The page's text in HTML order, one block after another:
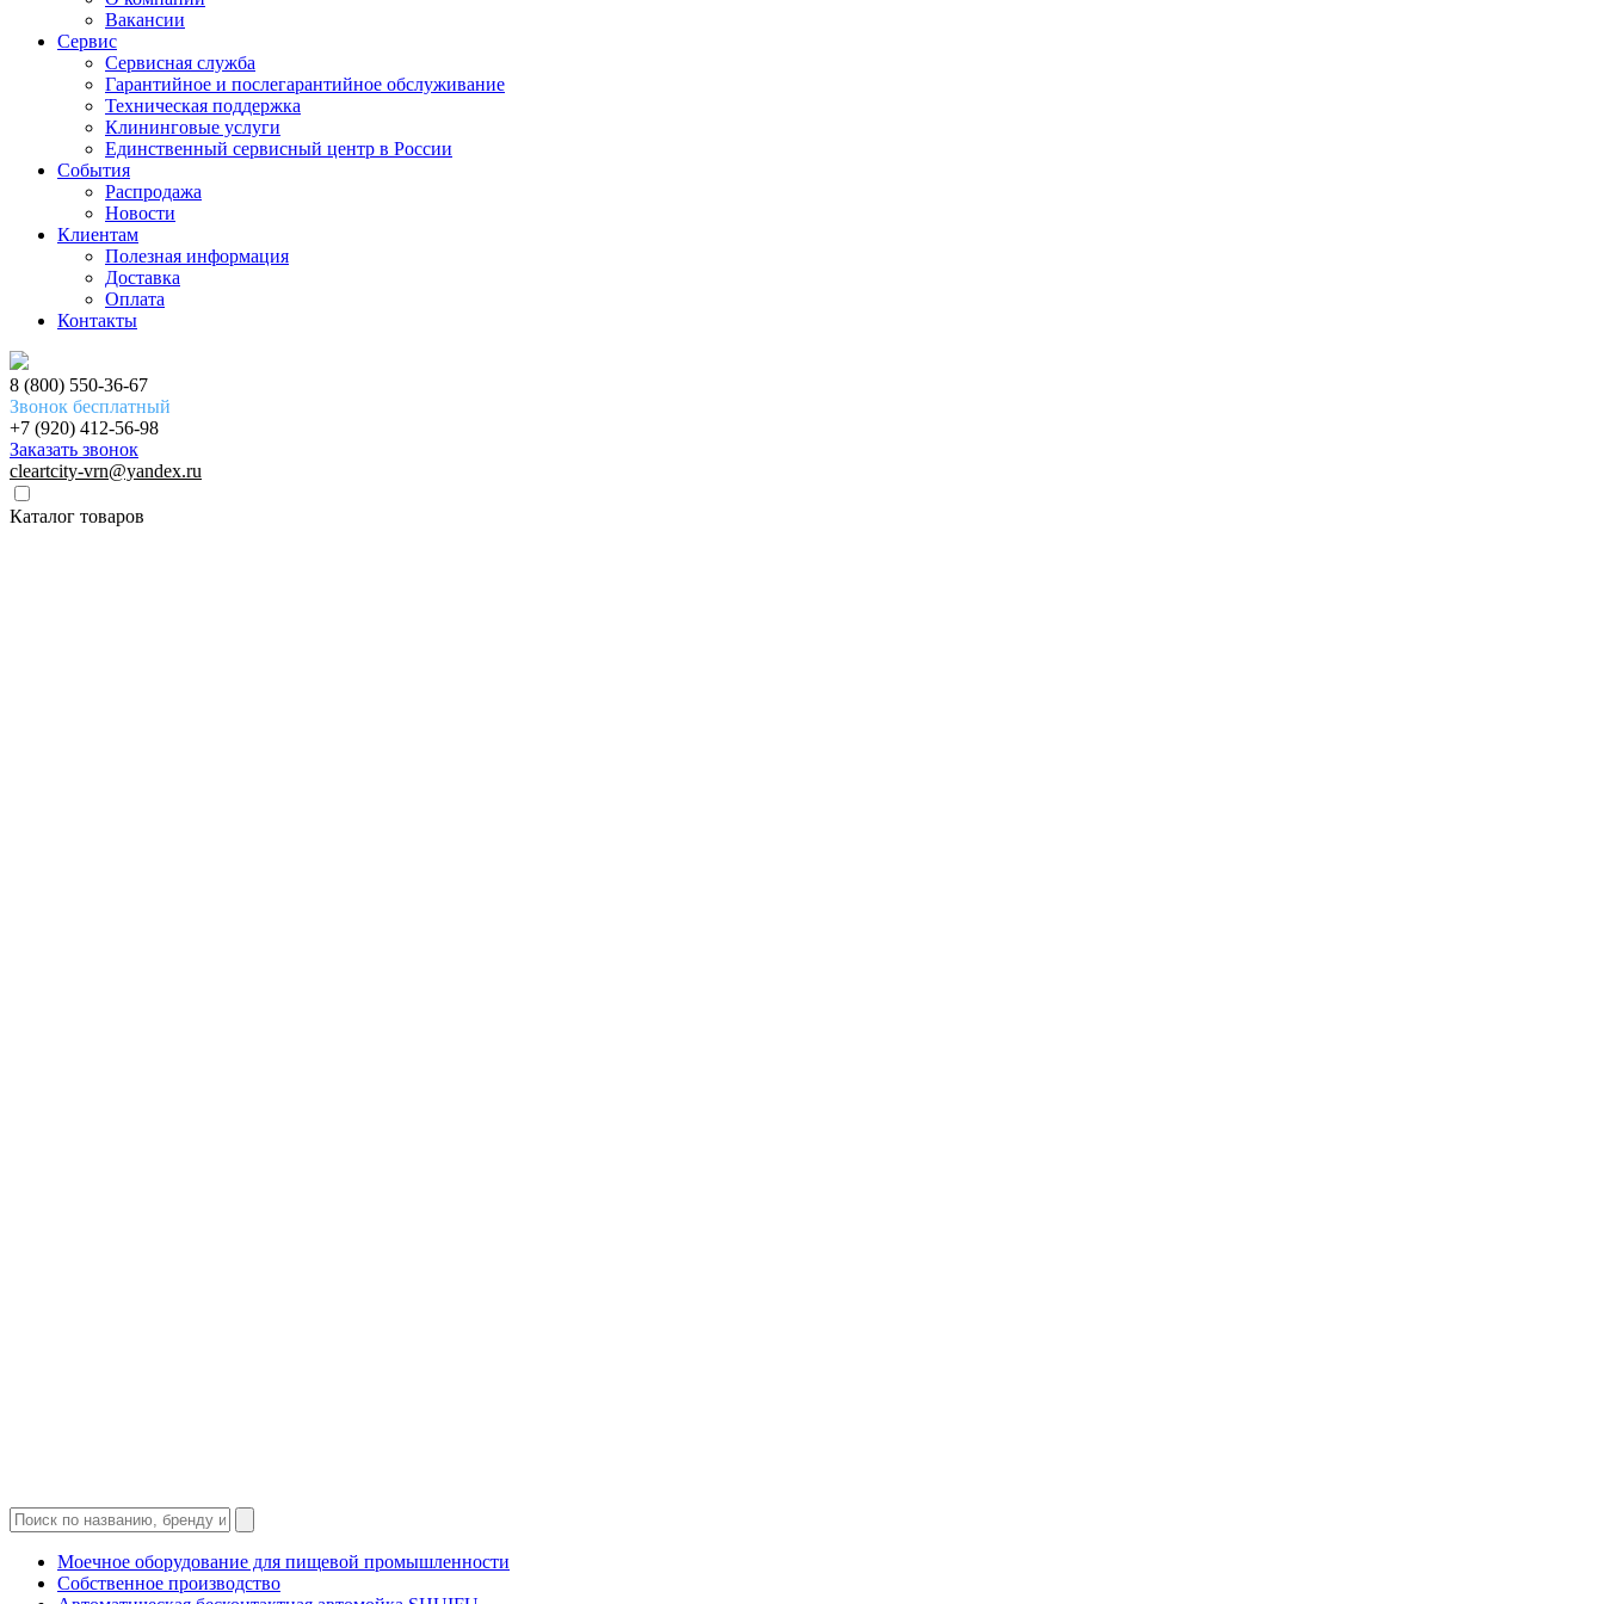
Вакансии
Сервис
Сервисная служба
Гарантийное и послегарантийное обслуживание
Техническая поддержка
Клининговые услуги
Единственный сервисный центр в России
События
Распродажа
Новости
Клиентам
Полезная информация
Доставка
Оплата
Контакты
8 (800) 550-36-67
Звонок бесплатный
+7 (920) 412-56-98
Заказать звонок
cleartcity-vrn@yandex.ru
Каталог товаров
Моечное оборудование для пищевой промышленности
Собственное производство